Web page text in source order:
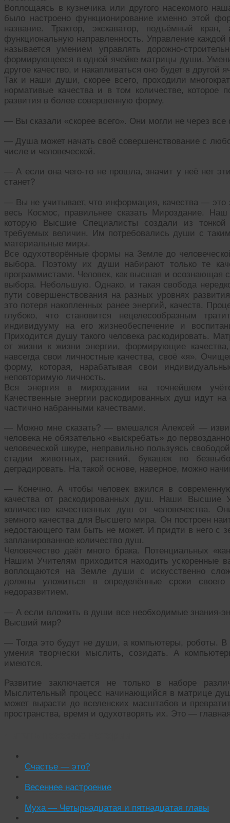
Воплощаясь в кузнечика или другого насекомого
было настроено функционирование именно этой
название. Трактор, экскаватор, подъёмный
функциональную направленность. Управление
называется умением управлять дорожно-
формирующееся в одной ячейке матрицы души.
другое качество, и накапливаться оно будет в другой
Так и наши души, скорее всего, проходили
нормативые качества и в том количестве, которое
развития в более совершенную форму.
— Вы сказали «скорее всего». Они могли не через
— Душа может начать своё совершенствование с
числе и человеческой.
— А если она чего-то не прошла, значит у неё нет
станет?
— Вы не учитывает, что информация, качества — это
весь Космос, правильнее сказать Мироздание.
которую Высшие Специалисты создали из
требуемых величин. Им потребовались души с
материальные миры.
Все одухотворённые формы на Земле до
выбора. Поэтому их души набирают только те
программистами. Человек, как высшая и осознающая
выбора. Небольшую. Однако, и такая свобода
пути совершенствования на разных уровнях
это потеря накопленных ранее энергий, качеств.
глубоко, что становится нецелесообразным
индивидууму на его жизнеобеспечение и
Приходится душу такого человека раскодировать.
от жизни к жизни энергии, формирующие
навсегда свои личностные качества, своё «я».
форму, которая, нарабатывая свои
неповторимую личность.
Вся энергия в мироздании на точнейшем
Качественные энергии раскодированных душ идут
частично набранными качествами.
— Можно мне сказать? — вмешался Алексей —
человека не обязательно «выскребать» до
человеческой шкуре, неправильно пользуясь
стадии животных, растений, букашек по
деградировать. На такой основе, наверное, можно
— Конечно. А чтобы человек вжился в
качества от раскодированных душ. Наши Высшие
количество качественных душ от человечества.
земного качества для Высшего мира. Он построен
недостающего там быть не может. И придти в него с
запланированное количество душ.
Человечество даёт много брака. Потенциальных
Нашим Учителям приходится находить ускоренные
воплощаются на Земле души с искусственно
должны уложиться в определённые сроки
недоразвитием.
— А если вложить в души все необходимые знания-
Высший мир?
— Тогда это будут не души, а компьютеры, роботы.
умения творчески мыслить, созидать. А
имеются.
Развитие заключается не только в наборе
Мыслительный процесс начинающийся в матрице
может вырасти до вселенских масштабов и
пространства, время и одухотворять их. Это —
Счастье — это?
Весеннее настроение
Муха — Четырнадцатая и пятнадцатая главы